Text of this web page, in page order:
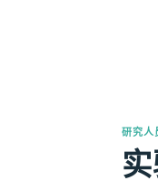
研究人